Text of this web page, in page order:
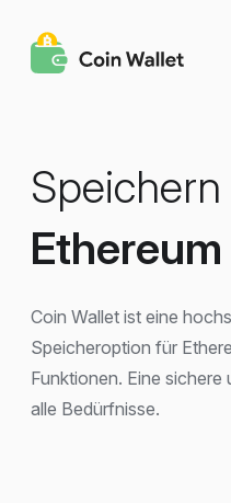
Ethereum
Coin Wallet ist eine
Speicheroption für
Funktionen. Eine
alle Bedürfnisse.